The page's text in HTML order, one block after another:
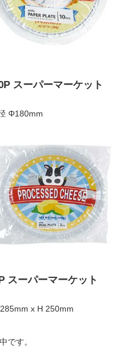
スーパーマーケット
Φ180mm
スーパーマーケット
x H 250mm
です。